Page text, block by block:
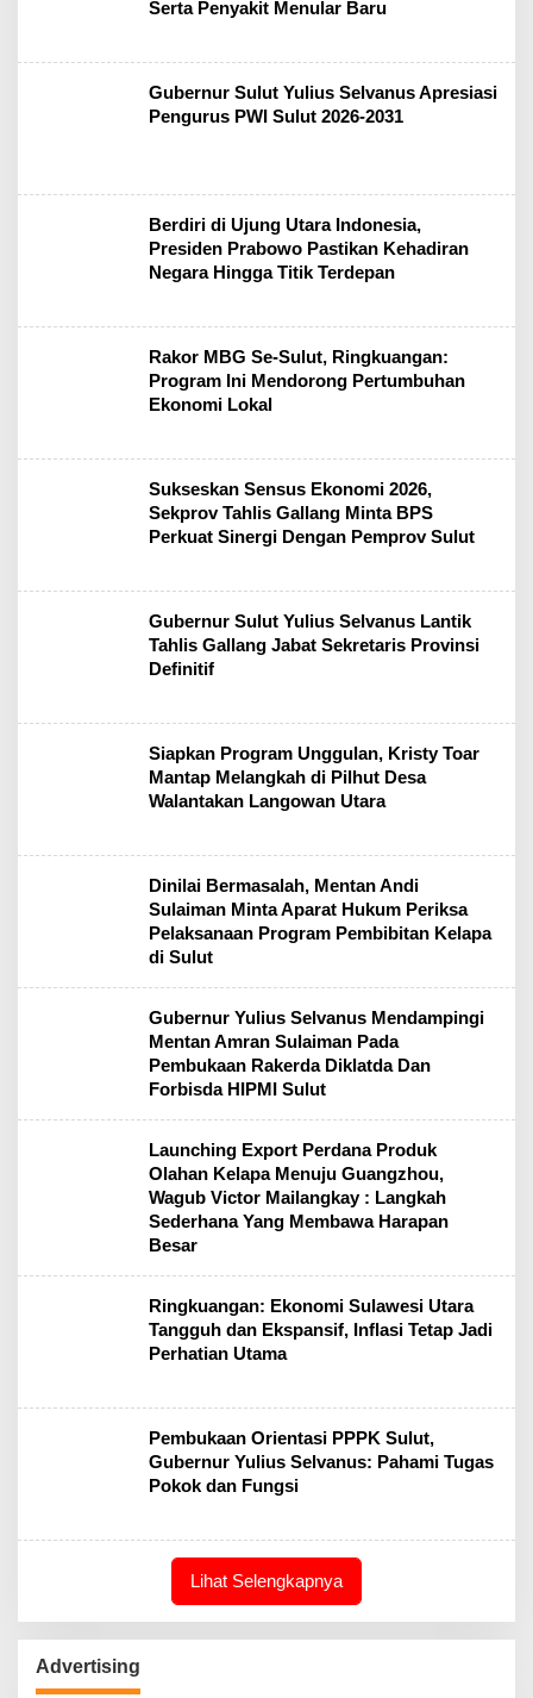
Serta Penyakit Menular Baru
Gubernur Sulut Yulius Selvanus Apresiasi
Pengurus PWI Sulut 2026-2031
Berdiri di Ujung Utara Indonesia,
Presiden Prabowo Pastikan Kehadiran
Negara Hingga Titik Terdepan
Rakor MBG Se-Sulut, Ringkuangan:
Program Ini Mendorong Pertumbuhan
Ekonomi Lokal
Sukseskan Sensus Ekonomi 2026,
Sekprov Tahlis Gallang Minta BPS
Perkuat Sinergi Dengan Pemprov Sulut
Gubernur Sulut Yulius Selvanus Lantik
Tahlis Gallang Jabat Sekretaris Provinsi
Definitif
Siapkan Program Unggulan, Kristy Toar
Mantap Melangkah di Pilhut Desa
Walantakan Langowan Utara
Dinilai Bermasalah, Mentan Andi
Sulaiman Minta Aparat Hukum Periksa
Pelaksanaan Program Pembibitan Kelapa
di Sulut
Gubernur Yulius Selvanus Mendampingi
Mentan Amran Sulaiman Pada
Pembukaan Rakerda Diklatda Dan
Forbisda HIPMI Sulut
Launching Export Perdana Produk
Olahan Kelapa Menuju Guangzhou,
Wagub Victor Mailangkay : Langkah
Sederhana Yang Membawa Harapan
Besar
Ringkuangan: Ekonomi Sulawesi Utara
Tangguh dan Ekspansif, Inflasi Tetap Jadi
Perhatian Utama
Pembukaan Orientasi PPPK Sulut,
Gubernur Yulius Selvanus: Pahami Tugas
Pokok dan Fungsi
Lihat Selengkapnya
Advertising